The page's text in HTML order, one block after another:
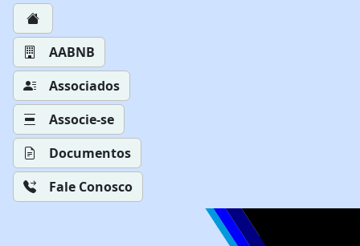
AABNB
Associados
Associe-se
Documentos
Fale Conosco